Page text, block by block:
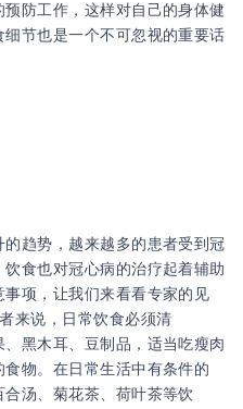
防工作，这样对自己的身体健
节也是一个不可忽视的重要话
趋势，越来越多的患者受到冠
食也对冠心病的治疗起着辅助
项，让我们来看看专家的见
说，日常饮食必须清
木耳、豆制品，适当吃瘦肉
物。在日常生活中有条件的
汤、菊花茶、荷叶茶等饮